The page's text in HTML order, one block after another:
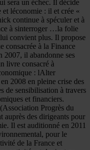
sera un échec. Il décide
léconomie : il et crée «
continue à spéculer et à
à sinterroger …la folie
convient plus. Il propose
consacrée à la Finance
2007, il abandonne ses
livre consacré à
: lAlter
2008 en pleine crise des
de sensibilisation à travers
et financiers.
Progrès du
des dirigeants pour
Il est auditionné en 2011
pour le
de la France et